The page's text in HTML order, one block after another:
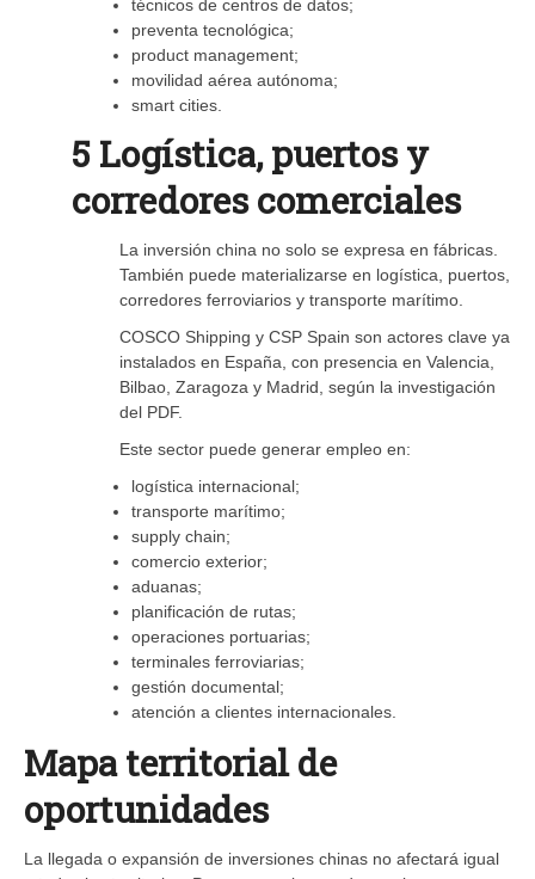
técnicos de centros de datos;
preventa tecnológica;
product management;
movilidad aérea autónoma;
smart cities.
5 Logística, puertos y
corredores comerciales
La inversión china no solo se expresa en fábricas.
También puede materializarse en logística, puertos,
corredores ferroviarios y transporte marítimo.
COSCO Shipping y CSP Spain son actores clave ya
instalados en España, con presencia en Valencia,
Bilbao, Zaragoza y Madrid, según la investigación
del PDF.
Este sector puede generar empleo en:
logística internacional;
transporte marítimo;
supply chain;
comercio exterior;
aduanas;
planificación de rutas;
operaciones portuarias;
terminales ferroviarias;
gestión documental;
atención a clientes internacionales.
Mapa territorial de
oportunidades
La llegada o expansión de inversiones chinas no afectará igual